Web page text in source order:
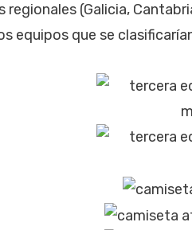
(Galicia,
equipos que se